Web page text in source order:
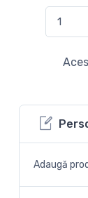
Adaugă